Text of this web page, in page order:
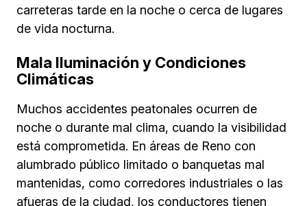
carreteras tarde en la noche o cerca de lugares
de vida nocturna.
Mala Iluminación y Condiciones
Climáticas
Muchos accidentes peatonales ocurren de
noche o durante mal clima, cuando la visibilidad
está comprometida. En áreas de Reno con
alumbrado público limitado o banquetas mal
mantenidas, como corredores industriales o las
afueras de la ciudad, los conductores tienen